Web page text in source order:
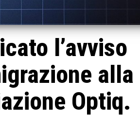
l’avviso
alla
Optiq.